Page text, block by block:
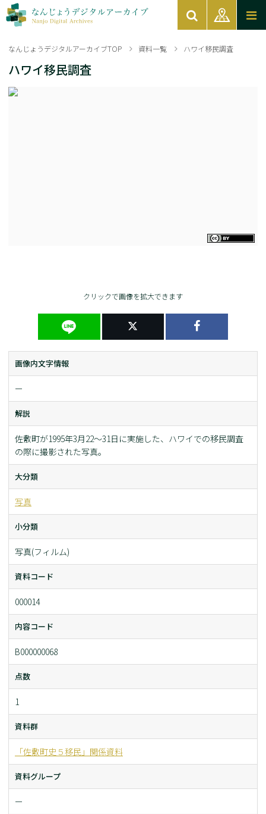
なんじょうデジタルアーカイブTOP 資料一覧 ハワイ移民調査
ハワイ移民調査
クリックで画像を拡大できます
画像内文字情報
ー
解説
佐敷町が1995年3月22～31日に実施した、ハワイでの移民調査
の際に撮影された写真。
大分類
写真
小分類
写真(フィルム)
資料コード
000014
内容コード
B000000068
点数
1
資料群
「佐敷町史５移民」関係資料
資料グループ
ー